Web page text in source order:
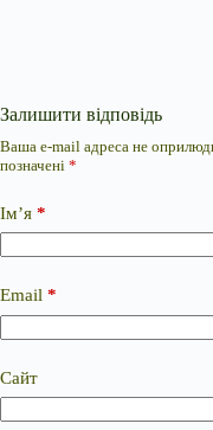
Залишити відповідь
Ваша e-mail адреса не
позначені *
Ім’я *
Email *
Сайт